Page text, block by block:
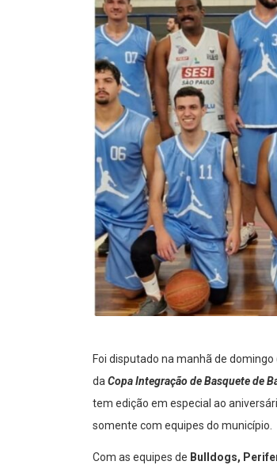
Foi disputado na manhã de
daCopa Integração de Basquete de
tem edição em especial ao
somente com equipes do município.
Com as equipes de Bulldogs,